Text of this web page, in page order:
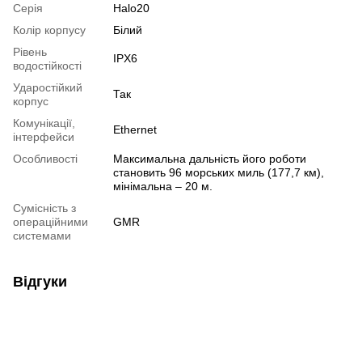
Серія
Halo20
Колір корпусу
Білий
Рівень
водостійкості
IPX6
Ударостійкий
корпус
Так
Комунікації,
інтерфейси
Ethernet
Особливості
Максимальна дальність його роботи
становить 96 морських миль (177,7 км),
мінімальна – 20 м.
Сумісність з
операційними
системами
GMR
Відгуки